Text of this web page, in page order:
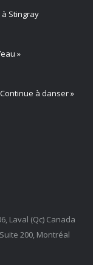
à Stingray
»
à danser »
Laval (Qc) Canada
200, Montréal